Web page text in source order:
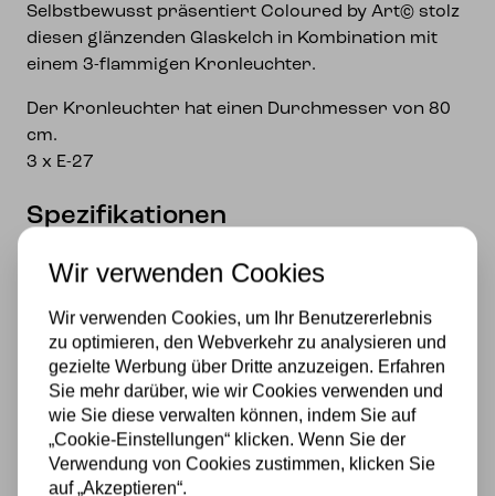
Selbstbewusst präsentiert Coloured by Art© stolz
diesen glänzenden Glaskelch in Kombination mit
einem 3-flammigen Kronleuchter.
Der Kronleuchter hat einen Durchmesser von 80
cm.
3 x E-27
Spezifikationen
Fassung
Marke
Art Deco Trade
Stromversorgung
Wir verwenden Cookies
Wir verwenden Cookies, um Ihr Benutzererlebnis
zu optimieren, den Webverkehr zu analysieren und
gezielte Werbung über Dritte anzuzeigen. Erfahren
Sie mehr darüber, wie wir Cookies verwenden und
wie Sie diese verwalten können, indem Sie auf
„Cookie-Einstellungen“ klicken. Wenn Sie der
Verwendung von Cookies zustimmen, klicken Sie
auf „Akzeptieren“.